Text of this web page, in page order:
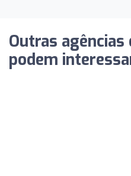
Outras agências
podem